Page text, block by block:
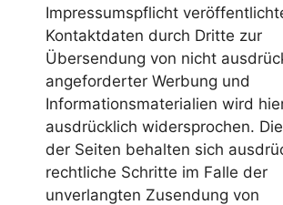
Impressumspflicht
Kontaktdaten durch Dritte zur
Übersendung von nicht
angeforderter Werbung und
Informationsmaterialien wird
ausdrücklich widersprochen.
der Seiten behalten sich
rechtliche Schritte im Falle der
unverlangten Zusendung von